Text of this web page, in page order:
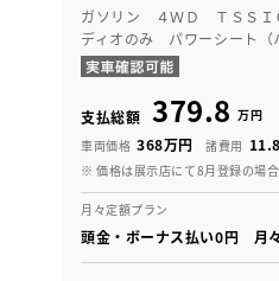
ガソリン ４ＷＤ ＴＳＳＩ
ディオのみ パワーシート
支払総額 379.8 万円
車両価格 368万円 諸費用
※ 価格は展示店にて8月登録の場合
月々定額プラン
頭金・ボーナス払い0円 月